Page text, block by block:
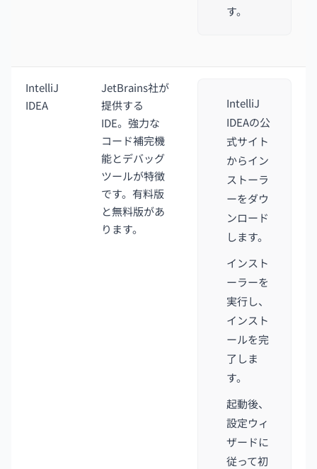
す。
IntelliJ
IDEA
JetBrains社が
提供する
IDE。強力な
コード補完機
能とデバッグ
ツールが特徴
です。有料版
と無料版があ
ります。
IntelliJ
IDEAの公
式サイト
からイン
ストーラ
ーをダウ
ンロード
します。
インスト
ーラーを
実行し、
インスト
ールを完
了しま
す。
起動後、
設定ウィ
ザードに
従って初